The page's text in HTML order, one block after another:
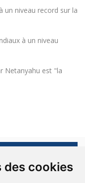
des cookies
un niveau record sur la
à un niveau
Netanyahu est "la